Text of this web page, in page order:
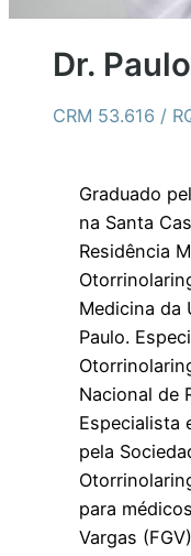
Dr.
CRM 53.616 /
Graduado
na Santa
Residência
Medicina da
Paulo.
Nacional de
Especialista
pela
para
Vargas